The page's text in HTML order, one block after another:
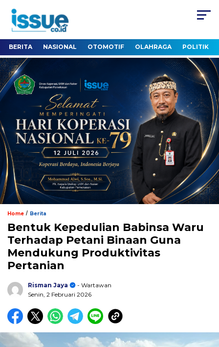
BERITA NASIONAL OTOMOTIF OLAHRAGA POLITIK
Home / Berita
Bentuk Kepedulian Babinsa Waru
Terhadap Petani Binaan Guna
Mendukung Produktivitas
Pertanian
Risman Jaya
- Wartawan
Senin, 2 Februari 2026